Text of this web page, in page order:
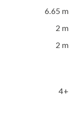
6.65 m
2 m
2 m
4+